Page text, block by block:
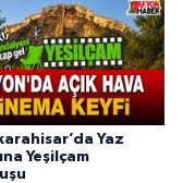
Yaz
Yeşilçam